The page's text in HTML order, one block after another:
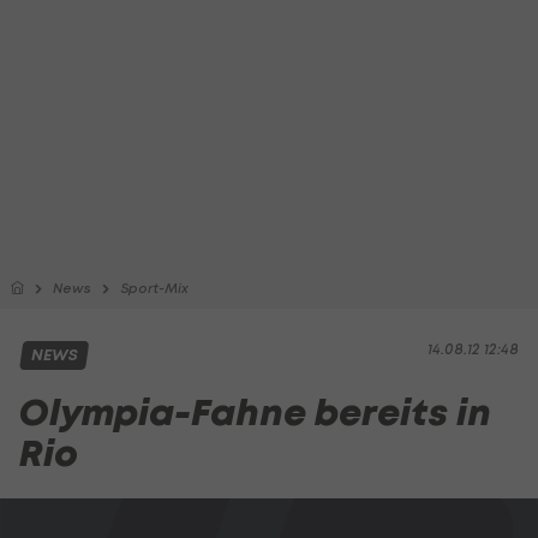
News Sport-Mix
14.08.12 12:48
NEWS
Olympia-Fahne bereits in
Rio